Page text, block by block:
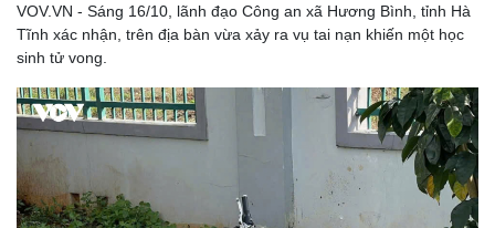
VOV.VN - Sáng 16/10, lãnh đạo Công an xã Hương Bình, tỉnh Hà
Tĩnh xác nhận, trên địa bàn vừa xảy ra vụ tai nạn khiến một học
sinh tử vong.